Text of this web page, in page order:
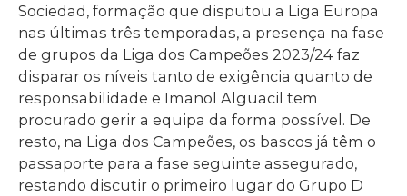
Sociedad, formação que disputou a Liga Europa
nas últimas três temporadas, a presença na fase
de grupos da Liga dos Campeões 2023/24 faz
disparar os níveis tanto de exigência quanto de
responsabilidade e Imanol Alguacil tem
procurado gerir a equipa da forma possível. De
resto, na Liga dos Campeões, os bascos já têm o
passaporte para a fase seguinte assegurado,
restando discutir o primeiro lugar do Grupo D